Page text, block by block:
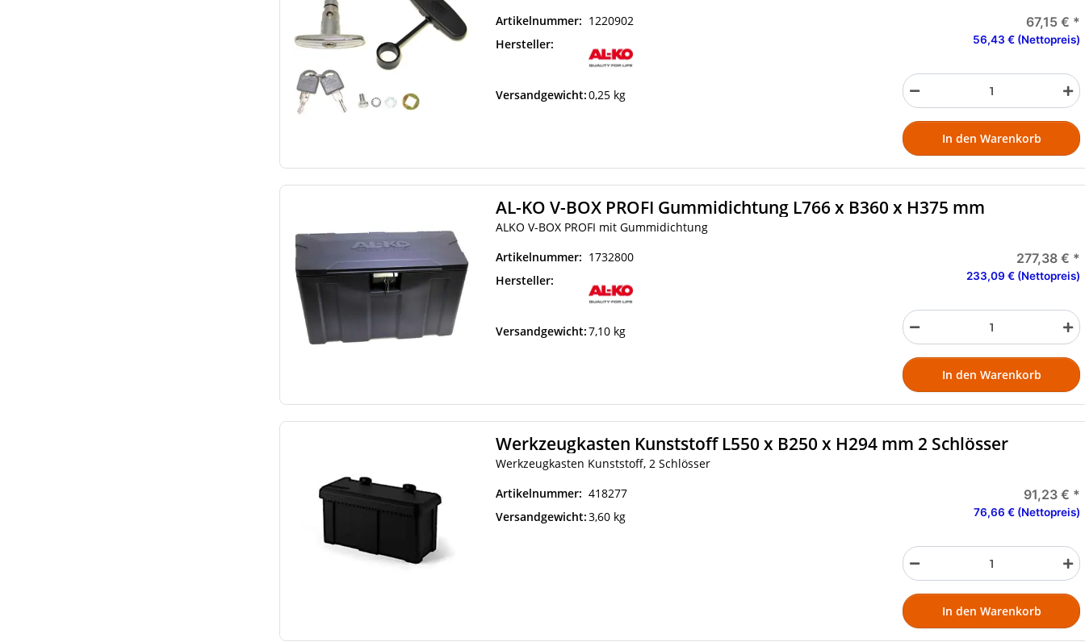
Artikelnummer: 1220902
Hersteller:
Versandgewicht:0,25 kg
67,15 € *
56,43 € (Nettopreis)
In den Warenkorb
AL-KO V-BOX PROFI Gummidichtung L766 x B360 x H375 mm
ALKO V-BOX PROFI mit Gummidichtung
Artikelnummer: 1732800
Hersteller:
Versandgewicht:7,10 kg
277,38 € *
233,09 € (Nettopreis)
In den Warenkorb
Werkzeugkasten Kunststoff L550 x B250 x H294 mm 2 Schlösser
Werkzeugkasten Kunststoff, 2 Schlösser
Artikelnummer: 418277
Versandgewicht:3,60 kg
91,23 € *
76,66 € (Nettopreis)
In den Warenkorb